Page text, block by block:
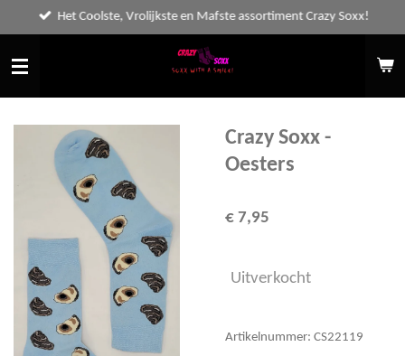
direct
naar
de
hoofdinhoud
Het Coolste, Vrolijkste en Mafste assortiment Crazy Soxx!
Crazy Soxx -
Oesters
€ 7,95
Uitverkocht
Artikelnummer: CS22119